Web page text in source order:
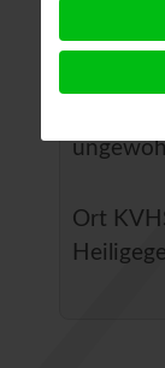
„The
eine
und
Ort